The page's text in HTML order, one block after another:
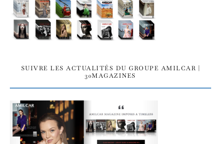
SUIVRE LES ACTUALITÉS DU GROUPE AMILCAR |
30MAGAZINES